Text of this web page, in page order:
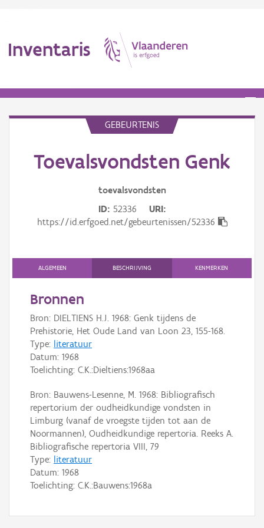
Inventaris
Erfgoedobject
Persoon of collectief
Downloads
Hergebruik
Aanmelden
GEBEURTENIS
Toevalsvondsten Genk
toevalsvondsten
ID 52336
URI
https://id.erfgoed.net/gebeurtenissen/52336
ALGEMEEN BESCHRIJVING KENMERKEN
Bronnen
Bron: DIELTIENS H.J. 1968: Genk tijdens de
Prehistorie, Het Oude Land van Loon 23, 155-168.
Type: literatuur
Datum: 1968
Toelichting: C.K.:Dieltiens:1968aa
Bron: Bauwens-Lesenne, M. 1968: Bibliografisch
repertorium der oudheidkundige vondsten in
Limburg (vanaf de vroegste tijden tot aan de
Noormannen), Oudheidkundige repertoria. Reeks A.
Bibliografische repertoria VIII, 79
Type: literatuur
Datum: 1968
Toelichting: C.K.:Bauwens:1968a